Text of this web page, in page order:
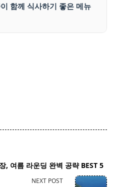
함께 식사하기 좋은 메뉴
, 여름 라운딩 완벽 공략 BEST 5
NEXT POST